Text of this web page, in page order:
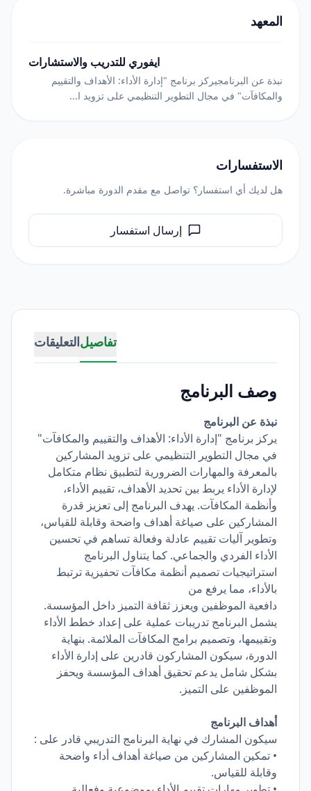
تفاصيلالتعليقات
وصف البرنامج
نبذة عن البرنامج
يركز برنامج "إدارة الأداء: الأهداف والتقييم والمكافآت"
في مجال التطوير التنظيمي على تزويد المشاركين
بالمعرفة والمهارات الضرورية لتطبيق نظام متكامل
لإدارة الأداء يربط بين تحديد الأهداف، تقييم الأداء،
وأنظمة المكافآت. يهدف البرنامج إلى تعزيز قدرة
المشاركين على صياغة أهداف واضحة وقابلة للقياس،
وتطوير آليات تقييم عادلة وفعالة تساهم في تحسين
الأداء الفردي والجماعي. كما يتناول البرنامج
استراتيجيات تصميم أنظمة مكافآت تحفيزية ترتبط
بالأداء، مما يرفع من
دافعية الموظفين ويعزز ثقافة التميز داخل المؤسسة.
يشمل البرنامج تدريبات عملية على إعداد خطط الأداء
وتقييمها، وتصميم برامج المكافآت الملائمة. بنهاية
الدورة، سيكون المشاركون قادرين على إدارة الأداء
بشكل شامل يدعم تحقيق أهداف المؤسسة ويحفز
الموظفين على التميز.
أهداف البرنامج
سيكون المشارك في نهاية البرنامج التدريبي قادر على :
• تمكين المشاركين من صياغة أهداف أداء واضحة
وقابلة للقياس.
المعهد
ايفوري للتدريب والاستشارات
نبذة عن البرنامجيركز برنامج "إدارة الأداء: الأهداف والتقييم
والمكافآت" في مجال التطوير التنظيمي على تزويد ا...
الاستفسارات
هل لديك أي استفسار؟ تواصل مع مقدم الدورة مباشرة.
إرسال استفسار